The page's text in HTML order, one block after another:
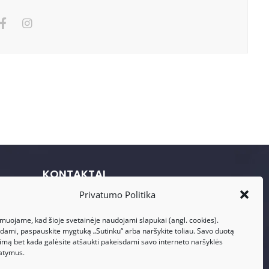
Privatumo Politika
kad šioje svetainėje naudojami slapukai (angl. cookies).
paspauskite mygtuką „Sutinku“ arba naršykite toliau. Savo duotą
bet kada galėsite atšaukti pakeisdami savo interneto naršyklės
KONTAKTAI
Adresas: Visalaukio g. 75, LT-08456
Vilnius
Telefonas: +370 617 17280